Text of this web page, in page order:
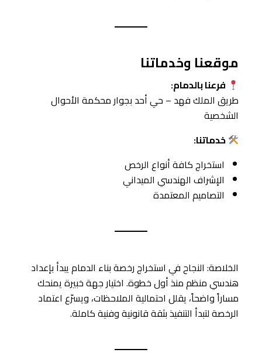
موقعنا وخدماتنا
فرعنا بالدمام:
ﻃﺮﻳﻖ الملك ﻓﻬﺪ – ﺣﻲ أﺣﺪ ﺑﺠﻮار ﻣﺤﻜﻤﺔ اﻷﺣﻮال
اﻟﺸﺨﺼﻴﺔ
خدماتنا:
استخراج كافة أنواع الرخص
الإشراف الهندسي الميداني
التصاميم المعتمدة
الخلاصة: النجاح في استخراج رخصة بناء الدمام يبدأ بإعداد
هندسي منظم منذ أول خطوة. اختيار جهة خبيرة يمنحك
مساراً واضحاً، يقلل احتمالية الملاحظات، ويسرّع اعتماد
الرخصة لتبدأ التنفيذ بثقة قانونية وفنية كاملة.